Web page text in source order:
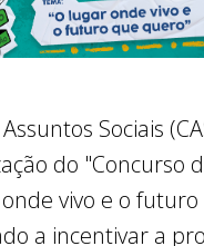
Sociais
do "Concurso
vivo e o
a incentivar a